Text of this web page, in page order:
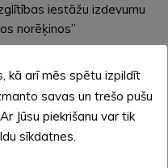
iestāžu izdevumu
norēķinos”
atvaļinājumu
kā arī mēs spētu izpildīt
savas un trešo pušu
Jūsu piekrišanu var tik
sīkdatnes.